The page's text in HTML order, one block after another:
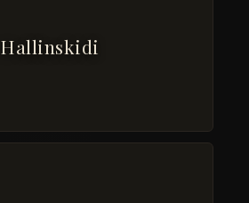
Hallinskidi